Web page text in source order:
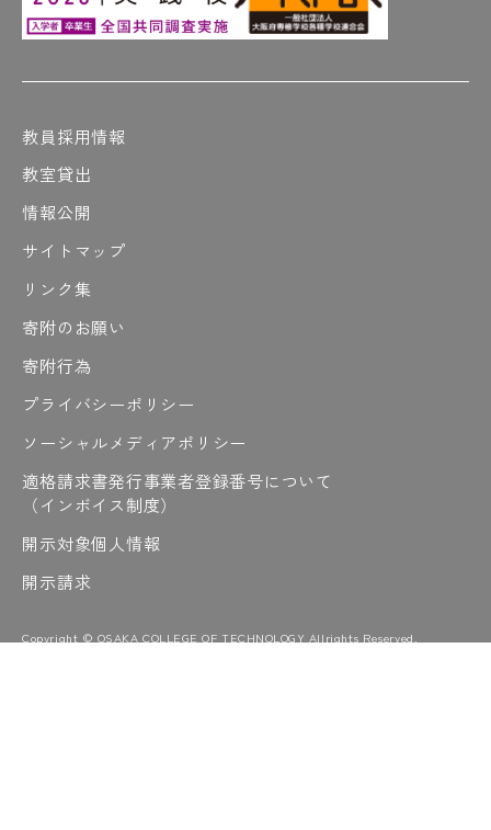
教員採用情報
教室貸出
情報公開
サイトマップ
リンク集
寄附のお願い
寄附行為
プライバシーポリシー
Copyright © OSAKA COLLEGE OF TECHNOLOGY Allrights Reserved.
ソーシャルメディアポリシー
適格請求書発行事業者登録番号について
（インボイス制度）
開示対象個人情報
開示請求